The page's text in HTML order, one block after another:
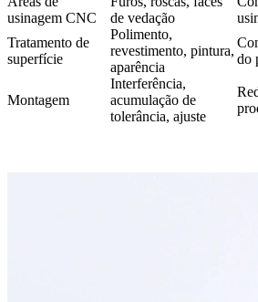
usinagem CNC
de vedação
Tratamento de
superfície
Polimento,
revestimento, pintura,
aparência
do
Montagem
Interferência,
acumulação de
tolerância, ajuste